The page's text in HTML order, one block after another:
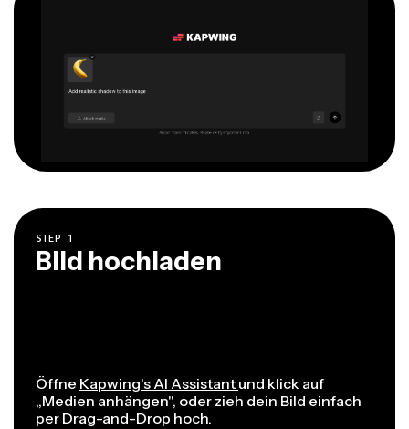
STEP 1
Bild hochladen
Öffne Kapwing's AI Assistant und klick auf
„Medien anhängen", oder zieh dein Bild einfach
per Drag-and-Drop hoch.